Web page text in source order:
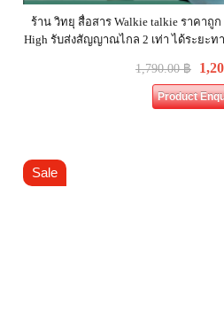
ร้าน วิทยุ สื่อสาร Walkie talkie ราคาถู
High รับส่งสัญญาณไกล 2 เท่า ได้ระยะท
1,790.00฿
Product
Sale